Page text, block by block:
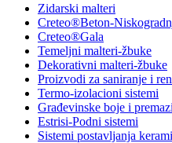
Zidarski malteri
Creteo®Beton-
Creteo®Gala
Temeljni malteri-žbuke
Dekorativni malteri-žbuke
Proizvodi za saniranje i
Termo-izolacioni sistemi
Građevinske boje i premazi
Estrisi-Podni sistemi
Sistemi postavljanja